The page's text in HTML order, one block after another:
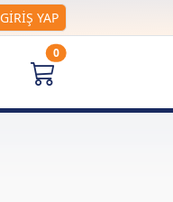
GİRİŞ YAP
0